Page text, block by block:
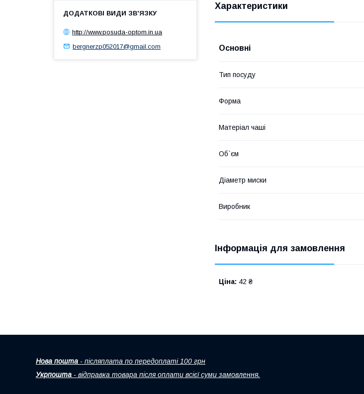
Характеристики
Основні
Тип посуду
Форма
Матеріал чаші
Об`єм
Діаметр миски
Виробник
Інформація для замовлення
Ціна: 42 ₴
http://www.posuda-optom.in.ua
bergnerzp052017@gmail.com
Нова пошта - післяплата по передоплаті 100 грн
Укрпошта - відправка товара після оплати всієї суми замовлення.